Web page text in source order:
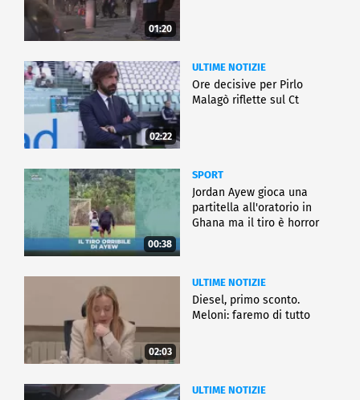
01:20
02:22
ULTIME NOTIZIE
Ore decisive per Pirlo
Malagò riflette sul Ct
00:38
SPORT
Jordan Ayew gioca una
partitella all'oratorio in
Ghana ma il tiro è horror
02:03
ULTIME NOTIZIE
Diesel, primo sconto.
Meloni: faremo di tutto
ULTIME NOTIZIE